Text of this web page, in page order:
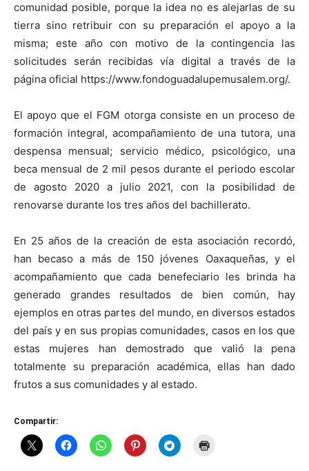
comunidad posible, porque la idea no es alejarlas de su
tierra sino retribuir con su preparación el apoyo a la
misma; este año con motivo de la contingencia las
solicitudes serán recibidas vía digital a través de la
página oficial https://www.fondoguadalupemusalem.org/.
El apoyo que el FGM otorga consiste en un proceso de
formación integral, acompañamiento de una tutora, una
despensa mensual; servicio médico, psicológico, una
beca mensual de 2 mil pesos durante el periodo escolar
de agosto 2020 a julio 2021, con la posibilidad de
renovarse durante los tres años del bachillerato.
En 25 años de la creación de esta asociación recordó,
han becaso a más de 150 jóvenes Oaxaqueñas, y el
acompañamiento que cada benefeciario les brinda ha
generado grandes resultados de bien común, hay
ejemplos en otras partes del mundo, en diversos estados
del país y en sus propias comunidades, casos en los que
estas mujeres han demostrado que valió la pena
totalmente su preparación académica, ellas han dado
frutos a sus comunidades y al estado.
Compartir: